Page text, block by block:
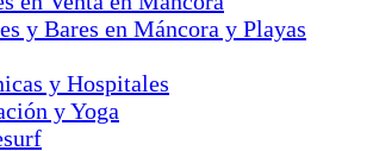
y Bares en Máncora y Playas
y Hospitales
y Yoga